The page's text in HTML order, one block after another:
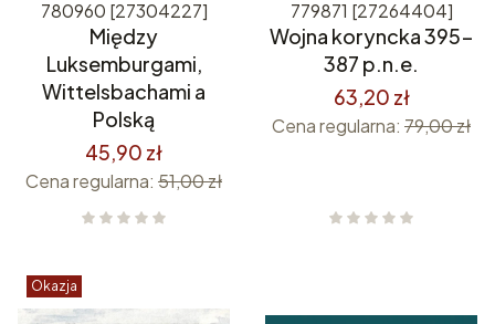
780960 [27304227]
Między
Luksemburgami,
Wittelsbachami a
Polską
45,90 zł
Cena regularna: 51,00 zł
779871 [27264404]
Wojna koryncka 395-
387 p.n.e.
63,20 zł
Cena regularna: 79,00 zł
Okazja